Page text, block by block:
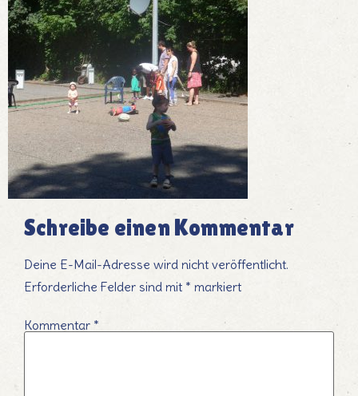
Schreibe einen Kommentar
Deine E-Mail-Adresse wird nicht veröffentlicht.
Erforderliche Felder sind mit * markiert
Kommentar *